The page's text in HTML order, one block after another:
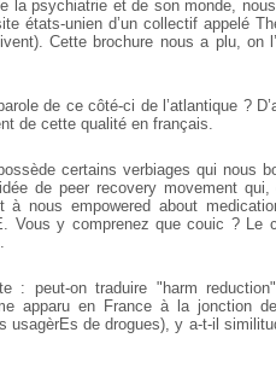
la psychiatrie et de son monde,
états-unien d’un collectif appelé
Cette brochure nous a plu, on
de ce côté-ci de l’atlantique ?
de cette qualité en français.
certains verbiages qui nous
de peer recovery movement
à nous empowered about
Vous y comprenez que couic ?
: peut-on traduire "harm
apparu en France à la jonction
usagèrEs de drogues), y a-t-il